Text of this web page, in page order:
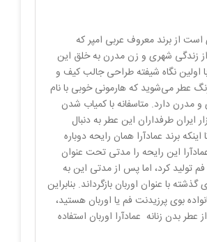
است از برند معروف عربی امپر که
از زندگی شهری و زن مدرن به خلق این
با اولین نگاه شیفته طراحی جالب کیف و
عطر می‌شوید که هارمونی خوبی با نام
مدرن دارد. متاسفانه با کمیاب شدن
ایران طرفداران این عطر به دنبال
برند عمادآرا همان رایحه دوباره
این رایحه را مدتی تحت عنوان
فم تولید کرد، اما پس از مدتی این به
با عنوان اوربان بازگرداند. بنابراین
بوی پرزیدنت فم یا اوربان هستید،
عطر بدن زنانه عمادآرا اوربان استفاده